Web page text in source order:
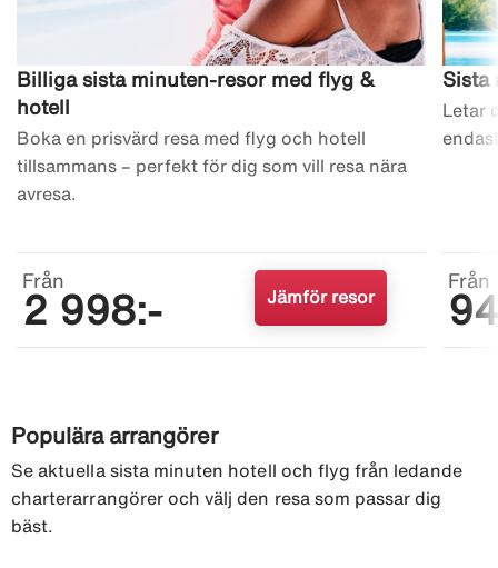
Billiga sista minuten-resor med flyg &
hotell
Boka en prisvärd resa med flyg och hotell
tillsammans – perfekt för dig som vill resa nära
avresa.
Från
2 998:- Jämför resor
Sista
Letar
Från
Populära arrangörer
Se aktuella sista minuten hotell och flyg från ledande
charterarrangörer och välj den resa som passar dig
bäst.